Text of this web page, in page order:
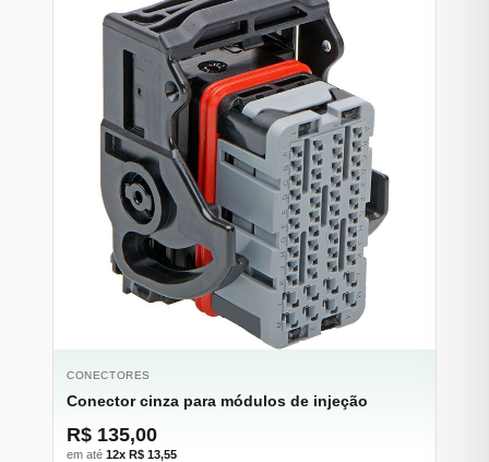
CONECTORES
Conector cinza para módulos de injeção
R$ 135,00
em até 12x R$ 13,55